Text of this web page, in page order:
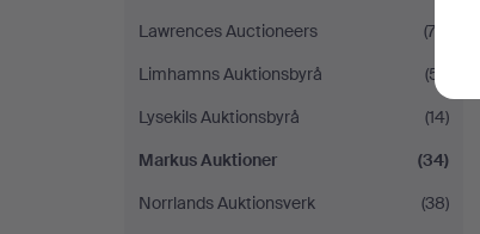
Lawrences Auctioneers
(74)
Limhamns Auktionsbyrå
(51)
Lysekils Auktionsbyrå
(14)
Markus Auktioner
(34)
Norrlands Auktionsverk
(38)